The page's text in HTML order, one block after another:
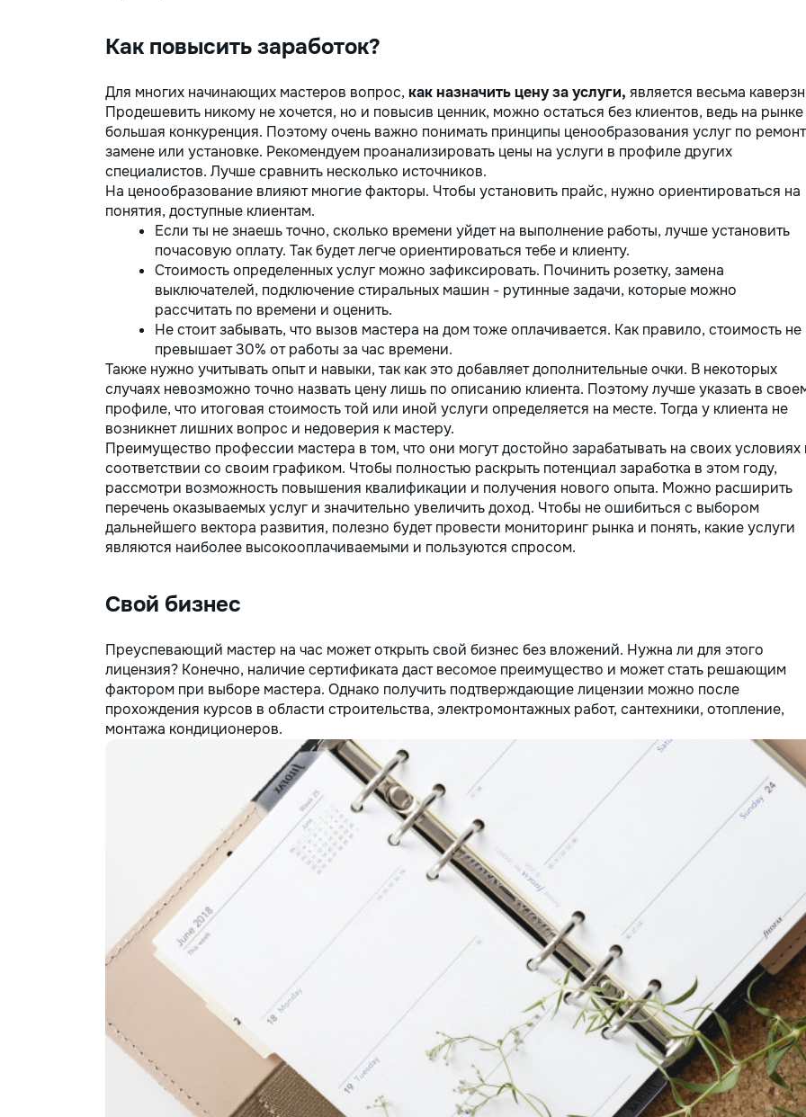
Как повысить заработок?
Для многих начинающих мастеров вопрос, как назначить цену за услуги, является весьма
Продешевить никому не хочется, но и повысив ценник, можно остаться без клиентов, ведь на рынке
большая конкуренция. Поэтому очень важно понимать принципы ценообразования услуг по
замене или установке. Рекомендуем проанализировать цены на услуги в профиле других
специалистов. Лучше сравнить несколько источников.
На ценообразование влияют многие факторы. Чтобы установить прайс, нужно ориентироваться на
понятия, доступные клиентам.
Если ты не знаешь точно, сколько времени уйдет на выполнение работы, лучше установить
почасовую оплату. Так будет легче ориентироваться тебе и клиенту.
Стоимость определенных услуг можно зафиксировать. Починить розетку, замена
выключателей, подключение стиральных машин - рутинные задачи, которые можно
рассчитать по времени и оценить.
Не стоит забывать, что вызов мастера на дом тоже оплачивается. Как правило, стоимость не
превышает 30% от работы за час времени.
Также нужно учитывать опыт и навыки, так как это добавляет дополнительные очки. В некоторых
случаях невозможно точно назвать цену лишь по описанию клиента. Поэтому лучше указать в
профиле, что итоговая стоимость той или иной услуги определяется на месте. Тогда у клиента не
возникнет лишних вопрос и недоверия к мастеру.
Преимущество профессии мастера в том, что они могут достойно зарабатывать на своих условиях
соответствии со своим графиком. Чтобы полностью раскрыть потенциал заработка в этом году,
рассмотри возможность повышения квалификации и получения нового опыта. Можно расширить
перечень оказываемых услуг и значительно увеличить доход. Чтобы не ошибиться с выбором
дальнейшего вектора развития, полезно будет провести мониторинг рынка и понять, какие услуги
являются наиболее высокооплачиваемыми и пользуются спросом.
Свой бизнес
Преуспевающий мастер на час может открыть свой бизнес без вложений. Нужна ли для этого
лицензия? Конечно, наличие сертификата даст весомое преимущество и может стать решающим
фактором при выборе мастера. Однако получить подтверждающие лицензии можно после
прохождения курсов в области строительства, электромонтажных работ, сантехники, отопление,
монтажа кондиционеров.